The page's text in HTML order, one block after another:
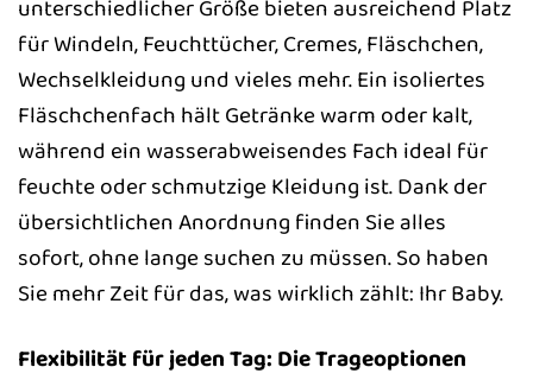
unterschiedlicher Größe bieten ausreichend Platz
für Windeln, Feuchttücher, Cremes, Fläschchen,
Wechselkleidung und vieles mehr. Ein isoliertes
Fläschchenfach hält Getränke warm oder kalt,
während ein wasserabweisendes Fach ideal für
feuchte oder schmutzige Kleidung ist. Dank der
übersichtlichen Anordnung finden Sie alles
sofort, ohne lange suchen zu müssen. So haben
Sie mehr Zeit für das, was wirklich zählt: Ihr Baby.
Flexibilität für jeden Tag: Die Trageoptionen